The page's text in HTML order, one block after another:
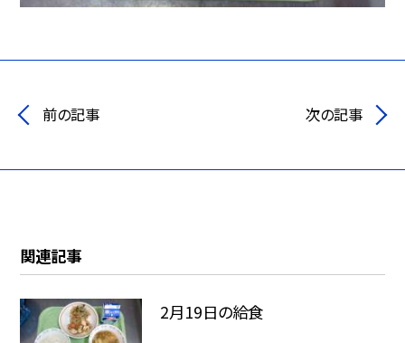
前の記事 次の記事
関連記事
2月19日の給食